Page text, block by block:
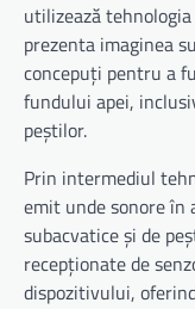
utilizează
prezenta imaginea
concepuți pentru a
fundului apei,
peștilor.
Prin intermediul
emit unde sonore în
subacvatice și de
recepționate de
dispozitivului,